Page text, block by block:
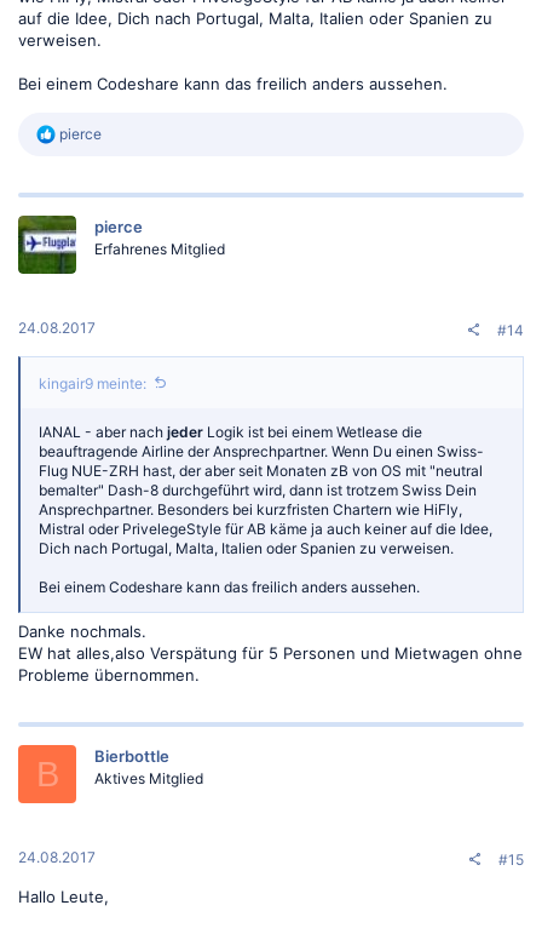
auf die Idee, Dich nach Portugal, Malta, Italien oder Spanien zu
verweisen.
Bei einem Codeshare kann das freilich anders aussehen.
R
k
i
o
:
pierce
pierce
Erfahrenes Mitglied
24.08.2017 #14
kingair9 meinte:
IANAL - aber nach jeder Logik ist bei einem Wetlease die
beauftragende Airline der Ansprechpartner. Wenn Du einen Swiss-
Flug NUE-ZRH hast, der aber seit Monaten zB von OS mit "neutral
bemalter" Dash-8 durchgeführt wird, dann ist trotzem Swiss Dein
Ansprechpartner. Besonders bei kurzfristen Chartern wie HiFly,
Mistral oder PrivelegeStyle für AB käme ja auch keiner auf die Idee,
Dich nach Portugal, Malta, Italien oder Spanien zu verweisen.
Bei einem Codeshare kann das freilich anders aussehen.
Danke nochmals.
EW hat alles,also Verspätung für 5 Personen und Mietwagen ohne
Probleme übernommen.
B Bierbottle
Aktives Mitglied
24.08.2017 #15
Hallo Leute,